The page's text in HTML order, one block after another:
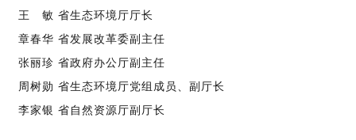
王 敏 省生态环境厅厅长
章春华 省发展改革委副主任
张丽珍 省政府办公厅副主任
周树勋 省生态环境厅党组成员、副厅长
李家银 省自然资源厅副厅长